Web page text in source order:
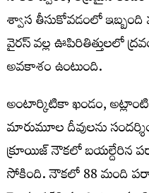
శ్వాస తీసుకోవడంలో
వైరస్ వల్ల ఊపిరితిత్తులలో
అవకాశం ఉంటుంది.
అంటార్కిటికా ఖండం,
మారుమూల దీవులను
క్రూయిజ్‌ నౌకలో బయల్దేరిన
సోకింది. నౌకలో 88 మంది